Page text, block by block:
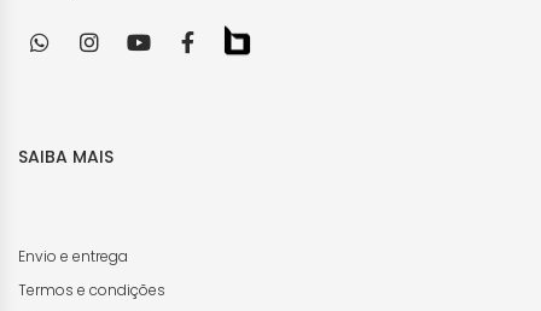
SAIBA MAIS
Envio e entrega
Termos e condições